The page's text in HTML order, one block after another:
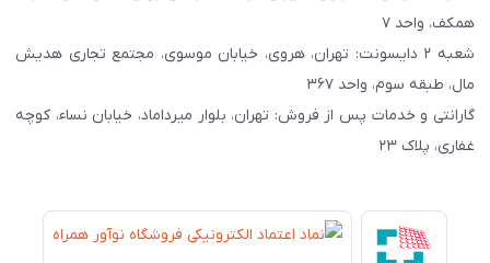
همکف، واحد ۷
شعبه ۲ دایسونت: تهران، هروی، خیابان موسوی، مجتمع تجاری هدیش
مال، طبقه سوم، واحد ۳۶۷
گارانتی و خدمات پس از فروش: تهران، بلوار میرداماد، خیابان نساء، کوچه
غفاری، پلاک ۲۳